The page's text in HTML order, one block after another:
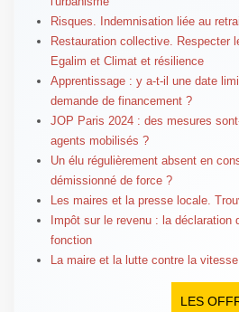
Risques. Indemnisation liée au
Restauration collective. Respecter
Egalim et Climat et résilience
Apprentissage : y a-t-il une date
demande de financement ?
JOP Paris 2024 : des mesures
agents mobilisés ?
Un élu régulièrement absent en
démissionné de force ?
Les maires et la presse locale.
Impôt sur le revenu : la déclaration
fonction
La maire et la lutte contre la vitesse
LES